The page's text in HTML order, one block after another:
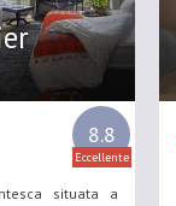
8.8
Eccellente
situata a